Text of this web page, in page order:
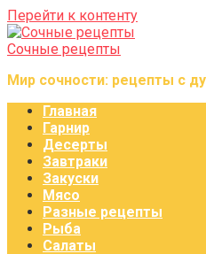
Перейти к контенту
Сочные рецепты
Мир сочности: рецепты с
Главная
Гарнир
Десерты
Завтраки
Закуски
Мясо
Разные рецепты
Рыба
Салаты